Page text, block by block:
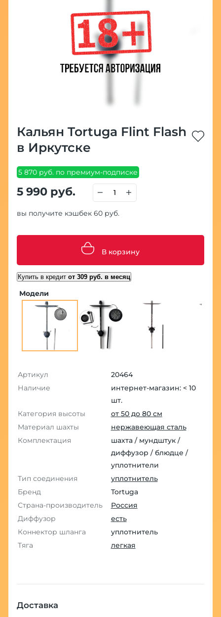
Кальян Tortuga Flint Flash
в Иркутске
5 870 руб. по премиум-подписке
5 990 руб.
вы получите кэшбек 60 руб.
В корзину
Купить в кредит от 309 руб. в месяц
Модели
Артикул
20464
Наличие
интернет-магазин: < 10
шт.
Категория высоты
от 50 до 80 см
Материал шахты
нержавеющая сталь
Комплектация
шахта / мундштук /
диффузор / блюдце /
уплотнители
Тип соединения
уплотнитель
Бренд
Tortuga
Страна-производитель
Россия
Диффузор
есть
Коннектор шланга
уплотнитель
Тяга
легкая
Доставка